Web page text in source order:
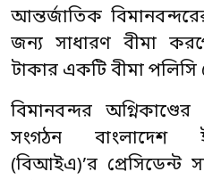
আন্তর্জাতিক
জন্য সাধারণ বীমা
টাকার একটি বীমা পলিসি
বিমানবন্দর
সংগঠন বাংলাদেশ
(বিআইএ)’র